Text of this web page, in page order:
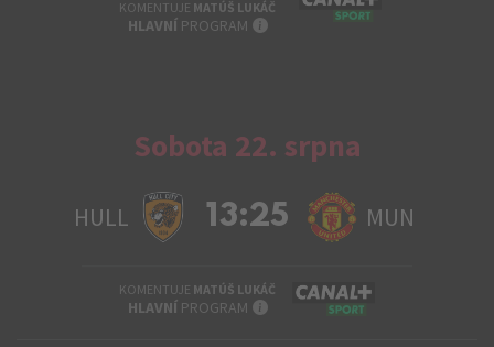
KOMENTUJE MATÚŠ LUKÁČ
HLAVNÍ PROGRAM INFO
Sobota 22. srpna
HULL 13:25 MUN
KOMENTUJE MATÚŠ LUKÁČ
HLAVNÍ PROGRAM INFO